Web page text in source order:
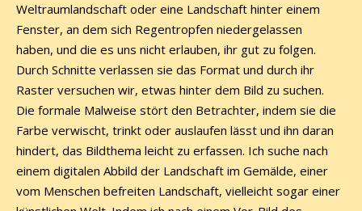
Weltraumlandschaft oder eine Landschaft hinter einem
Fenster, an dem sich Regentropfen niedergelassen
haben, und die es uns nicht erlauben, ihr gut zu folgen.
Durch Schnitte verlassen sie das Format und durch ihr
Raster versuchen wir, etwas hinter dem Bild zu suchen.
Die formale Malweise stört den Betrachter, indem sie die
Farbe verwischt, trinkt oder auslaufen lässt und ihn daran
hindert, das Bildthema leicht zu erfassen. Ich suche nach
einem digitalen Abbild der Landschaft im Gemälde, einer
vom Menschen befreiten Landschaft, vielleicht sogar einer